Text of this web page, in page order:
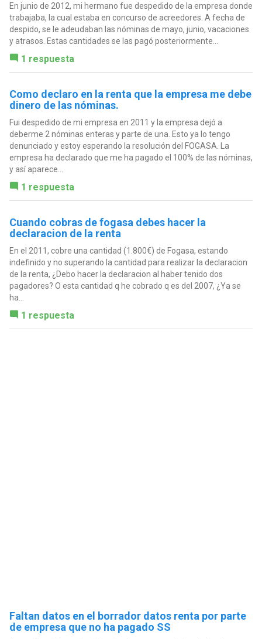
En junio de 2012, mi hermano fue despedido de la empresa donde
trabajaba, la cual estaba en concurso de acreedores. A fecha de
despido, se le adeudaban las nóminas de mayo, junio, vacaciones
y atrasos. Estas cantidades se las pagó posteriormente...
1 respuesta
Como declaro en la renta que la empresa me debe
dinero de las nóminas.
Fui despedido de mi empresa en 2011 y la empresa dejó a
deberme 2 nóminas enteras y parte de una. Esto ya lo tengo
denunciado y estoy esperando la resolución del FOGASA. La
empresa ha declarado que me ha pagado el 100% de las nóminas,
y así aparece...
1 respuesta
Cuando cobras de fogasa debes hacer la
declaracion de la renta
En el 2011, cobre una cantidad (1.800€) de Fogasa, estando
indefinido y no superando la cantidad para realizar la declaracion
de la renta, ¿Debo hacer la declaracion al haber tenido dos
pagadores? O esta cantidad q he cobrado q es del 2007, ¿Ya se
ha...
1 respuesta
Faltan datos en el borrador datos renta por parte
de empresa que no ha pagado SS